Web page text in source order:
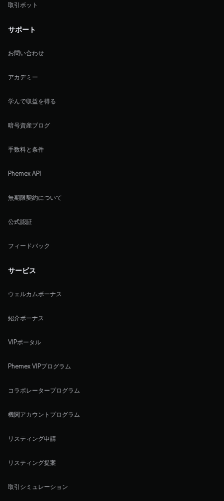
取引ボット
サポート
お問い合わせ
アカデミー
学んで収益を得る
暗号資産ブログ
手数料と条件
Phemex API
無期限契約について
公式認証
フィードバック
サービス
ウェルカムボーナス
紹介ボーナス
VIPポータル
Phemex VIPプログラム
コラボレータープログラム
機関アカウントプログラム
リスティング申請
リスティング提案
取引シミュレーション